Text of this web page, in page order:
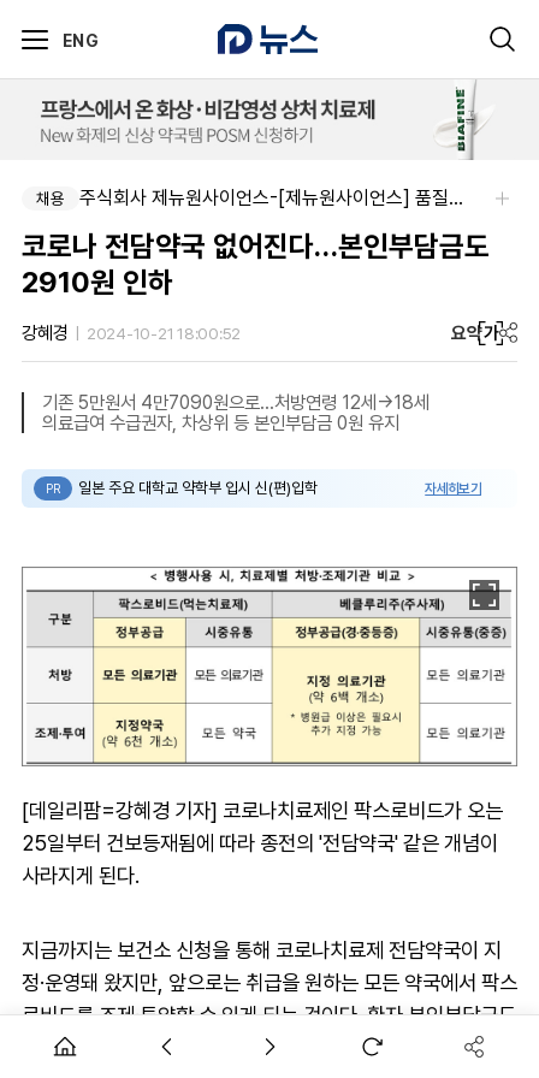
ENG
채용 주식회사 제뉴원사이언스-[제뉴원사이언스] 품질관리약사 모집(경력무관)
코로나 전담약국 없어진다…본인부담금도
2910원 인하
강혜경 2024-10-21 18:00:52 요약가
기존 5만원서 4만7090원으로…처방연령 12세→18세
의료급여 수급권자, 차상위 등 본인부담금 0원 유지
PR 일본 주요 대학교 약학부 입시 신(편)입학 자세히보기
[데일리팜=강혜경 기자] 코로나치료제인 팍스로비드가 오는
25일부터 건보등재됨에 따라 종전의 '전담약국' 같은 개념이
사라지게 된다.
지금까지는 보건소 신청을 통해 코로나치료제 전담약국이 지
정·운영돼 왔지만, 앞으로는 취급을 원하는 모든 약국에서 팍스
로비드를 조제·투약할 수 있게 되는 것이다. 환자 본인부담금도
5만원에서 4만7090원으로 변경된다.